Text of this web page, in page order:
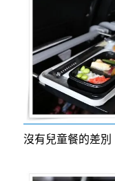
沒有兒童餐的差別